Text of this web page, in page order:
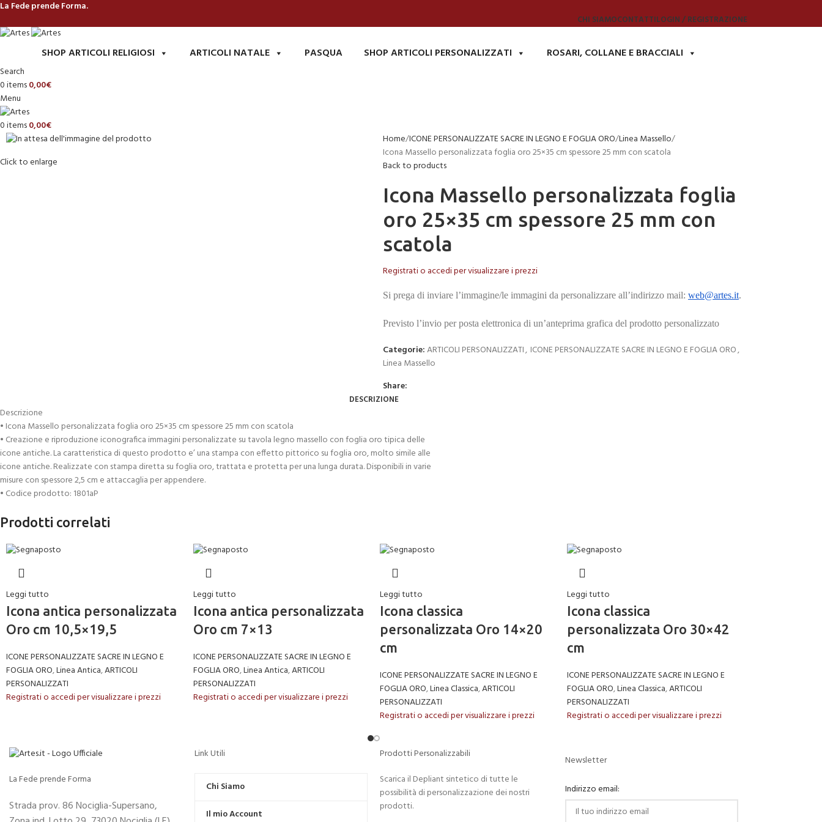
La Fede prende Forma.
CHI SIAMOCONTATTILOGIN / REGISTRAZIONE
SHOP ARTICOLI RELIGIOSI ARTICOLI NATALE PASQUA SHOP ARTICOLI PERSONALIZZATI ROSARI, COLLANE E BRACCIALI
Search
0items0,00€
Menu
0items0,00€
Click to enlarge
Home ICONE PERSONALIZZATE SACRE IN LEGNO E FOGLIA ORO Linea Massello
Icona Massello personalizzata foglia oro 25×35 cm spessore 25 mm con scatola
Back to products
Icona Massello personalizzata foglia
oro 25×35 cm spessore 25 mm con
scatola
Registrati o accedi per visualizzare i prezzi
Si prega di inviare l’immagine/le immagini da personalizzare all’indirizzo mail: web@artes.it.
Previsto l’invio per posta elettronica di un’anteprima grafica del prodotto personalizzato
Categorie:ARTICOLI PERSONALIZZATI, ICONE PERSONALIZZATE SACRE IN LEGNO E FOGLIA ORO,
Linea Massello
Share:
DESCRIZIONE
Descrizione
• Icona Massello personalizzata foglia oro 25×35 cm spessore 25 mm con scatola
• Creazione e riproduzione iconografica immagini personalizzate su tavola legno massello con foglia oro tipica delle
icone antiche. La caratteristica di questo prodotto e’ una stampa con effetto pittorico su foglia oro, molto simile alle
icone antiche. Realizzate con stampa diretta su foglia oro, trattata e protetta per una lunga durata. Disponibili in varie
misure con spessore 2,5 cm e attaccaglia per appendere.
• Codice prodotto: 1801aP
Prodotti correlati
Leggi tutto
Icona antica personalizzata
Oro cm 10,5×19,5
ICONE PERSONALIZZATE SACRE IN LEGNO E
FOGLIA ORO,Linea Antica,ARTICOLI
PERSONALIZZATI
Registrati o accedi per visualizzare i prezzi
Leggi tutto
Icona antica personalizzata
Oro cm 7×13
ICONE PERSONALIZZATE SACRE IN LEGNO E
FOGLIA ORO,Linea Antica,ARTICOLI
PERSONALIZZATI
Registrati o accedi per visualizzare i prezzi
Leggi tutto
Icona classica
personalizzata Oro 14×20
cm
ICONE PERSONALIZZATE SACRE IN LEGNO E
FOGLIA ORO,Linea Classica,ARTICOLI
PERSONALIZZATI
Registrati o accedi per visualizzare i prezzi
Leggi tutto
Icona classica
personalizzata Oro 30×42
cm
ICONE PERSONALIZZATE SACRE IN LEGNO E
FOGLIA ORO,Linea Classica,ARTICOLI
PERSONALIZZATI
Registrati o accedi per visualizzare i prezzi
La Fede prende Forma
Strada prov. 86 Nociglia-Supersano,
Link Utili
Chi Siamo
Il mio Account
Prodotti Personalizzabili
Scarica il Depliant sintetico di tutte le
possibilità di personalizzazione dei nostri
prodotti.
Newsletter
Indirizzo email: